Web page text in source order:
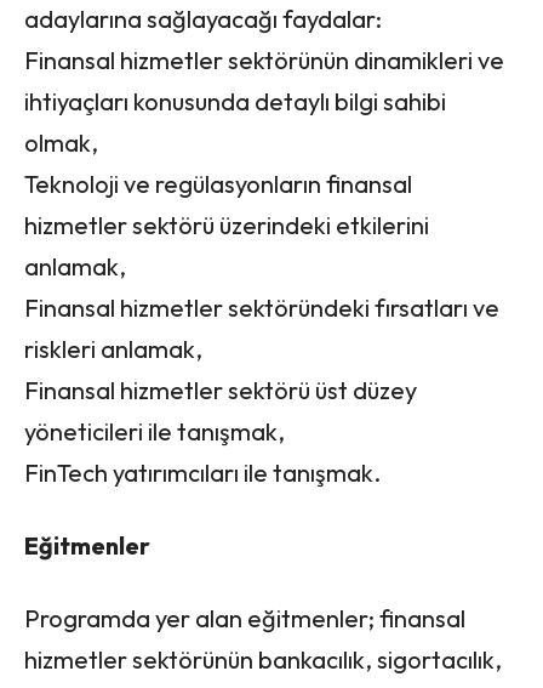
adaylarına sağlayacağı faydalar:
Finansal hizmetler sektörünün dinamikleri ve
ihtiyaçları konusunda detaylı bilgi sahibi
olmak,
Teknoloji ve regülasyonların finansal
hizmetler sektörü üzerindeki etkilerini
anlamak,
Finansal hizmetler sektöründeki fırsatları ve
riskleri anlamak,
Finansal hizmetler sektörü üst düzey
yöneticileri ile tanışmak,
FinTech yatırımcıları ile tanışmak.
Eğitmenler
Programda yer alan eğitmenler; finansal
hizmetler sektörünün bankacılık, sigortacılık,